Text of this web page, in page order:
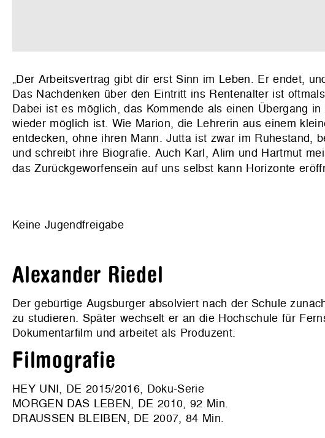
„Der Arbeitsvertrag gibt dir erst Sinn im Leben. Er endet,
Das Nachdenken über den Eintritt ins Rentenalter ist
Dabei ist es möglich, das Kommende als einen Übergang
wieder möglich ist. Wie Marion, die Lehrerin aus einem
entdecken, ohne ihren Mann. Jutta ist zwar im Ruhestand,
und schreibt ihre Biografie. Auch Karl, Alim und Hartmut
das Zurückgeworfensein auf uns selbst kann Horizonte
Keine Jugendfreigabe
Alexander Riedel
Der gebürtige Augsburger absolviert nach der Schule
zu studieren. Später wechselt er an die Hochschule für
Dokumentarfilm und arbeitet als Produzent.
Filmografie
HEY UNI, DE 2015/2016, Doku-Serie
MORGEN DAS LEBEN, DE 2010, 92 Min.
DRAUSSEN BLEIBEN, DE 2007, 84 Min.